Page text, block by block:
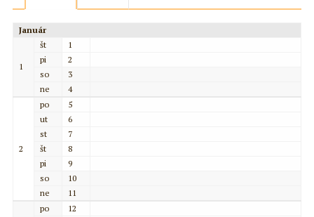
Január
1
št
1
pi
2
so
3
ne
4
2
po
5
ut
6
st
7
št
8
pi
9
so
10
ne
11
po
12